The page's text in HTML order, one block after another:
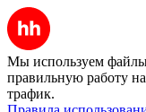
Мы используем файлы
правильную работу
трафик.